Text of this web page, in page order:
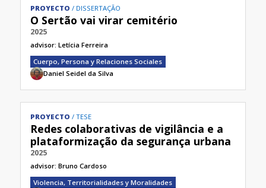
PROYECTO DISSERTAÇÃO
O Sertão vai virar cemitério
2025
advisor: Letícia Ferreira
Cuerpo, Persona y Relaciones Sociales
Daniel Seidel da Silva
PROYECTO TESE
Redes colaborativas de vigilância e a
plataformização da segurança urbana
2025
advisor: Bruno Cardoso
Violencia, Territorialidades y Moralidades